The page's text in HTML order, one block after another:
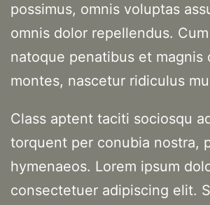
possimus, omnis voluptas
omnis dolor repellendus.
natoque penatibus et magnis
montes, nascetur ridiculus
Class aptent taciti sociosqu
torquent per conubia nostra,
hymenaeos. Lorem ipsum
consectetuer adipiscing elit.